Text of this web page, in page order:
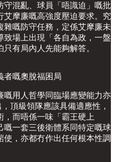
守混亂、球員「唔識迫」嘅批
摩廉嘅高強度壓迫要求。究
雜嘅防守任務，定係艾摩廉未
場上出現「各自為政，一盤
有局內人先能夠解答。
者嘅奧脫福困局
嘅用人哲學同臨場應變能力亦
頂級領隊應該具備適應性，
，而唔係一味「霸王硬上
嘅一套三後衛體系同特定嘅球
使，亦都冇作出任何根本性調